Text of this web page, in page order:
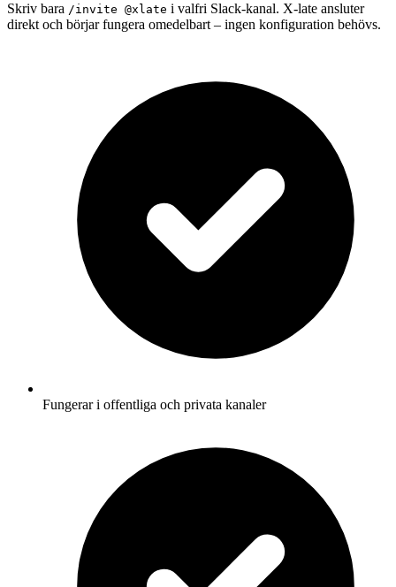
Skriv bara /invite @xlate i valfri Slack-kanal. X-late ansluter
direkt och börjar fungera omedelbart – ingen konfiguration behövs.
Fungerar i offentliga och privata kanaler